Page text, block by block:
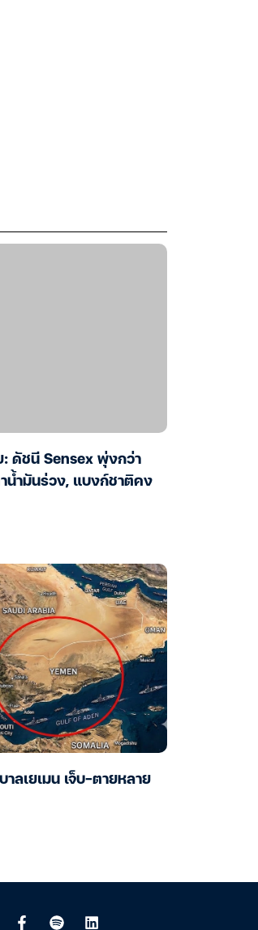
: ดัชนี Sensex พุ่งกว่า
น้ำมันร่วง, แบงก์ชาติคง
ลเยเมน เจ็บ-ตายหลาย